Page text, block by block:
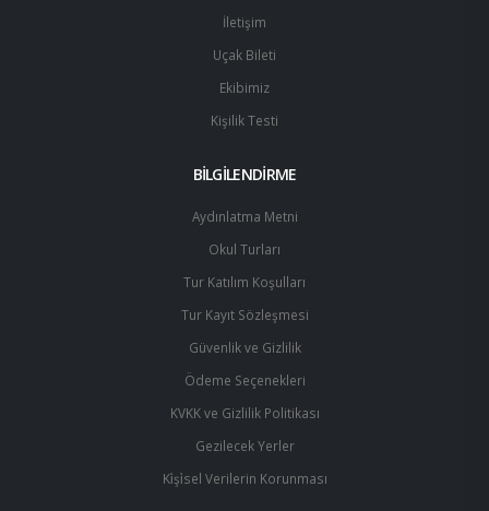
İletişim
Uçak Bileti
Ekibimiz
Kişilik Testi
BİLGİLENDİRME
Aydınlatma Metni
Okul Turları
Tur Katılım Koşulları
Tur Kayıt Sözleşmesi
Güvenlik ve Gizlilik
Ödeme Seçenekleri
KVKK ve Gizlilik Politikası
Gezilecek Yerler
Ki̇şi̇sel Verilerin Korunması